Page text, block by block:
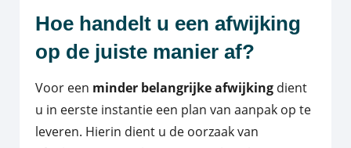
Hoe handelt u een afwijking
op de juiste manier af?
Voor een minder belangrijke afwijking dient
u in eerste instantie een plan van aanpak op te
leveren. Hierin dient u de oorzaak van